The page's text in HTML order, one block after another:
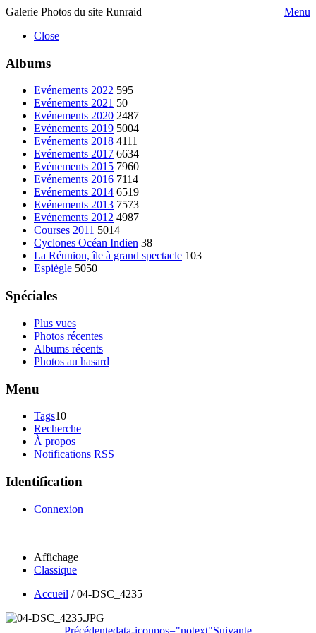
Galerie Photos du site Runraid
Menu
Close
Albums
Evénements 2022 595
Evénements 2021 50
Evénements 2020 2487
Evénements 2019 5004
Evénements 2018 4111
Evénements 2017 6634
Evénements 2015 7960
Evénements 2016 7114
Evénements 2014 6519
Evénements 2013 7573
Evénements 2012 4987
Courses 2011 5014
Cyclones Océan Indien 38
La Réunion, île à grand spectacle 103
Espiègle 5050
Spéciales
Plus vues
Photos récentes
Albums récents
Photos au hasard
Menu
Tags10
Recherche
À propos
Notifications RSS
Identification
Connexion
Affichage
Classique
Accueil /04-DSC_4235
Précédentedata-iconpos="notext"Suivante